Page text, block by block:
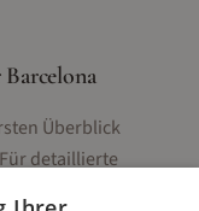
Barcelona
Überblick
detaillierte